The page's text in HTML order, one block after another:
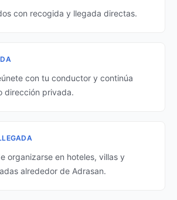
con recogida y llegada directas.
con tu conductor y continúa
dirección privada.
organizarse en hoteles, villas y
alrededor de Adrasan.